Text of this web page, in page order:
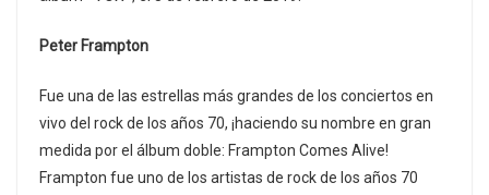
Peter Frampton
Fue una de las estrellas más grandes de los conciertos en
vivo del rock de los años 70, ¡haciendo su nombre en gran
medida por el álbum doble: Frampton Comes Alive!
Frampton fue uno de los artistas de rock de los años 70